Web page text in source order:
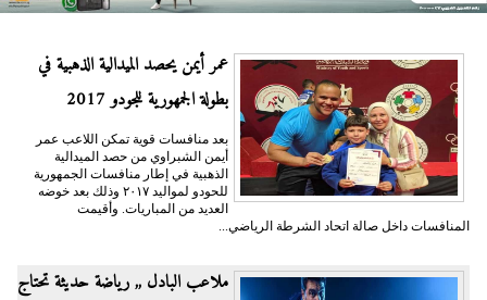
عمر أيمن يحصد الميدالية الذهبية في
بطولة الجمهورية للجودو 2017
بعد منافسات قوية تمكن اللاعب عمر
أيمن الشبراوي من حصد الميدالية
الذهبية في إطار منافسات الجمهورية
للحودو لمواليد ٢٠١٧ وذلك بعد خوضه
العديد من المباريات. وأقيمت
المنافسات داخل صالة اتحاد الشرطة الرياضي...
ملاعب البادل ,, رياضة حديثة تحتاج